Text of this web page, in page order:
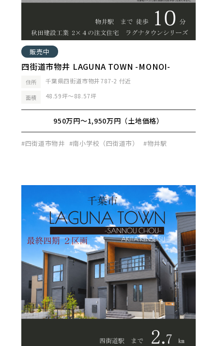
販売中
四街道市物井 LAGUNA TOWN -MONOI-
住所 千葉県四街道市物井787-2 付近
面積 48.59坪～88.57坪
950万円～1,950万円（土地価格）
#四街道市物井 #南小学校（四街道市） #物井駅